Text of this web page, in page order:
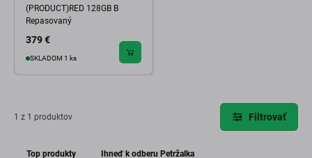
(PRODUCT)RED 128GB B
Repasovaný
379 €
SKLADOM 1 ks
1 z 1 produktov Filtrovať
Top produkty Ihneď k odberu Petržalka